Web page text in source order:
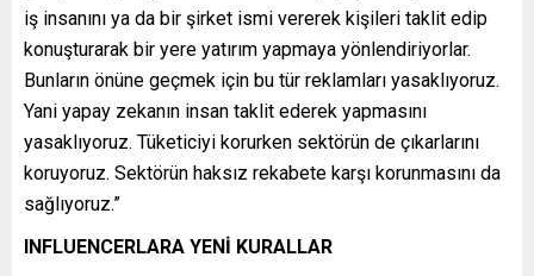
iş insanını ya da bir şirket ismi vererek kişileri taklit edip
konuşturarak bir yere yatırım yapmaya yönlendiriyorlar.
Bunların önüne geçmek için bu tür reklamları yasaklıyoruz.
Yani yapay zekanın insan taklit ederek yapmasını
yasaklıyoruz. Tüketiciyi korurken sektörün de çıkarlarını
koruyoruz. Sektörün haksız rekabete karşı korunmasını da
sağlıyoruz.”
INFLUENCERLARA YENİ KURALLAR